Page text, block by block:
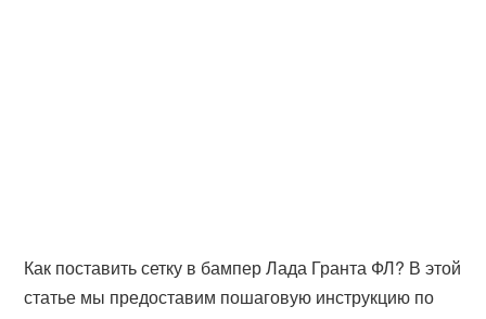
Как поставить сетку в бампер Лада Гранта ФЛ? В этой
статье мы предоставим пошаговую инструкцию по